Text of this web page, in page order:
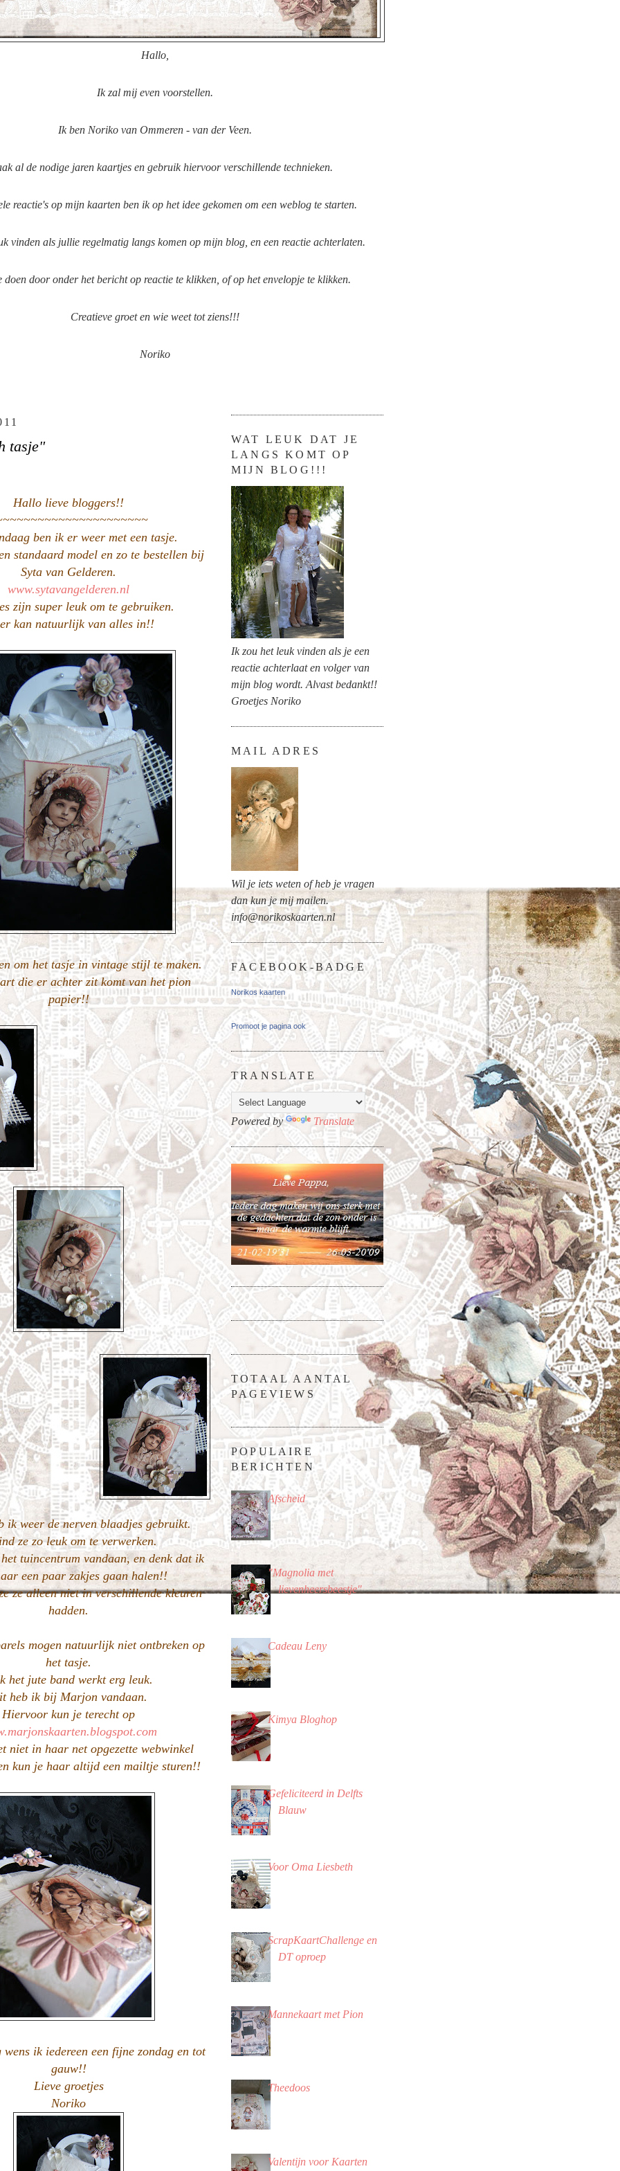
Hallo,
Ik zal mij even voorstellen.
Ik ben Noriko van Ommeren - van der Veen.
al de nodige jaren kaartjes en gebruik hiervoor verschillende technieken.
reactie's op mijn kaarten ben ik op het idee gekomen om een weblog te starten.
vinden als jullie regelmatig langs komen op mijn blog, en een reactie achterlaten.
doen door onder het bericht op reactie te klikken, of op het envelopje te klikken.
Creatieve groet en wie weet tot ziens!!!
Noriko
tasje"
Hallo lieve bloggers!!
ben ik er weer met een tasje.
standaard model en zo te bestellen bij
Syta van Gelderen.
www.sytavangelderen.nl
zijn super leuk om te gebruiken.
kan natuurlijk van alles in!!
om het tasje in vintage stijl te maken.
die er achter zit komt van het pion
papier!!
ik weer de nerven blaadjes gebruikt.
ze zo leuk om te verwerken.
tuincentrum vandaan, en denk dat ik
een paar zakjes gaan halen!!
ze alleen niet in verschillende kleuren
hadden.
mogen natuurlijk niet ontbreken op
het tasje.
het jute band werkt erg leuk.
heb ik bij Marjon vandaan.
Hiervoor kun je terecht op
niet in haar net opgezette webwinkel
kun je haar altijd een mailtje sturen!!
wens ik iedereen een fijne zondag en tot
gauw!!
Lieve groetjes
Noriko
WAT LEUK DAT JE
LANGS KOMT OP
MIJN BLOG!!!
Ik zou het leuk vinden als je een
reactie achterlaat en volger van
mijn blog wordt. Alvast bedankt!!
Groetjes Noriko
MAIL ADRES
Wil je iets weten of heb je vragen
dan kun je mij mailen.
info@norikoskaarten.nl
FACEBOOK-BADGE
Norikos kaarten
Promoot je pagina ook
TRANSLATE
Powered by Translate
TOTAAL AANTAL
PAGEVIEWS
POPULAIRE
BERICHTEN
Afscheid
"Magnolia met
lievenheersbeestje"
Cadeau Leny
Kimya Bloghop
Gefeliciteerd in Delfts
Blauw
Voor Oma Liesbeth
ScrapKaartChallenge en
DT oproep
Mannekaart met Pion
Theedoos
Valentijn voor Kaarten